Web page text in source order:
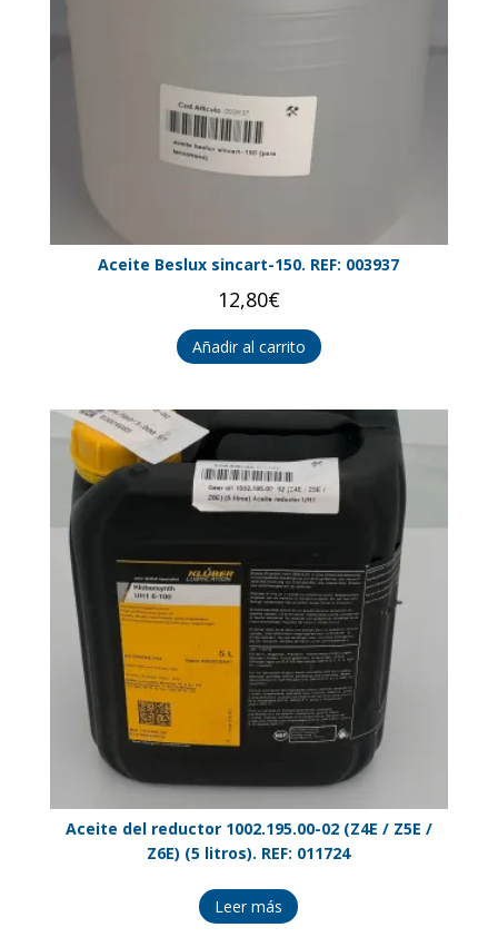
Aceite Beslux sincart-150. REF: 003937
12,80€
Añadir al carrito
Aceite del reductor 1002.195.00-02 (Z4E / Z5E /
Z6E) (5 litros). REF: 011724
Leer más